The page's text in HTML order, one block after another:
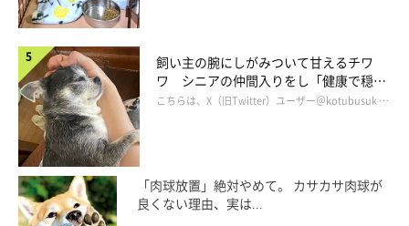
飼い主の腕にしがみついて甘えるチワ
ワ シニアの仲間入りをし「健康で穏や
かな暮らしが続いてほしい」と願う
こちらは、X（旧Twitter）ユーザー＠kotubusuk …
「肉球放置」絶対やめて。 カサカサ肉球が
良くない理由、実は...